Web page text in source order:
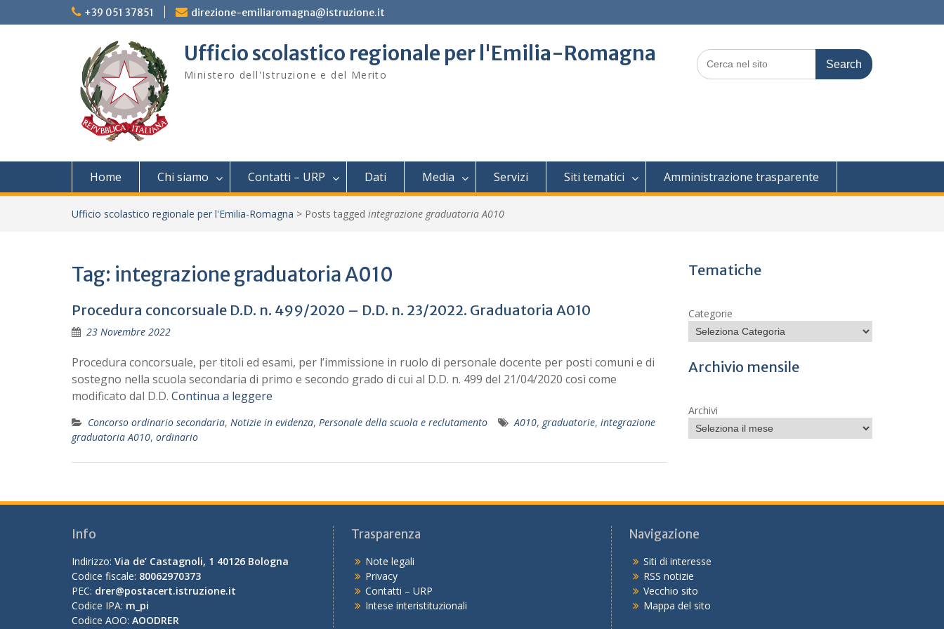
to
+39 051 37851 direzione-emiliaromagna@istruzione.it
Ufficio scolastico regionale per l'Emilia-Romagna
Ministero dell'Istruzione e del Merito
Search
for:
Home Chi siamo Contatti – URP Dati Media Servizi Siti tematici Amministrazione trasparente
Ufficio scolastico regionale per l'Emilia-Romagna > Posts tagged integrazione graduatoria A010
Tag: integrazione graduatoria A010
Procedura concorsuale D.D. n. 499/2020 – D.D. n. 23/2022. Graduatoria A010
23 Novembre 2022
Procedura concorsuale, per titoli ed esami, per l’immissione in ruolo di personale docente per posti comuni e di
sostegno nella scuola secondaria di primo e secondo grado di cui al D.D. n. 499 del 21/04/2020 così come
modificato dal D.D. Continua a leggere
Concorso ordinario secondaria, Notizie in evidenza, Personale della scuola e reclutamento A010, graduatorie, integrazione
graduatoria A010, ordinario
Tematiche
Categorie
Archivio mensile
Archivi
Info
Indirizzo: Via de’ Castagnoli, 1 40126 Bologna
Codice fiscale: 80062970373
PEC: drer@postacert.istruzione.it
Codice IPA: m_pi
Codice AOO: AOODRER
Trasparenza
Note legali
Privacy
Contatti – URP
Intese interistituzionali
Navigazione
Siti di interesse
RSS notizie
Vecchio sito
Mappa del sito